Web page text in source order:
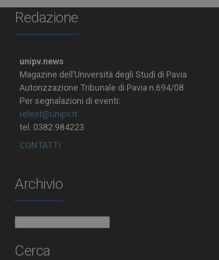
Redazione
unipv.news
Magazine dell’Università degli Studi di Pavia
Autorizzazione Tribunale di Pavia n.694/08
Per segnalazioni di eventi:
relest@unipv.it
tel. 0382.984223
CONTATTI
Archivio
Cerca